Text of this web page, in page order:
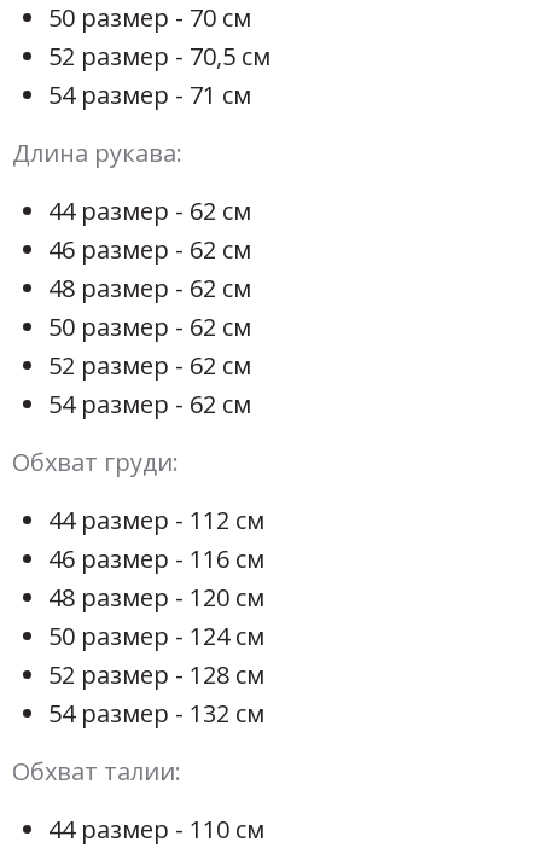
50 размер - 70 см
52 размер - 70,5 см
54 размер - 71 см
Длина рукава:
44 размер - 62 см
46 размер - 62 см
48 размер - 62 см
50 размер - 62 см
52 размер - 62 см
54 размер - 62 см
Обхват груди:
44 размер - 112 см
46 размер - 116 см
48 размер - 120 см
50 размер - 124 см
52 размер - 128 см
54 размер - 132 см
Обхват талии:
44 размер - 110 см